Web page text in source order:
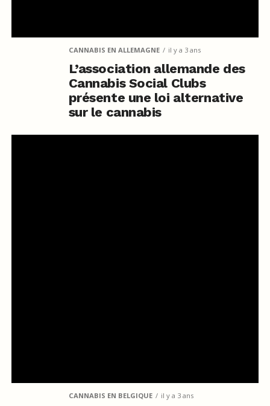
CANNABIS EN ALLEMAGNE il y a 3 ans
L’association allemande des
Cannabis Social Clubs
présente une loi alternative
sur le cannabis
CANNABIS EN BELGIQUE il y a 3 ans